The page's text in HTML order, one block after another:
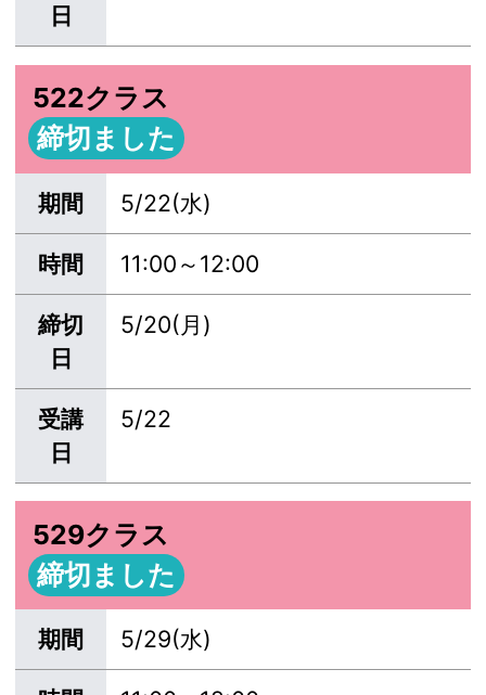
日
522クラス
締切ました
期間 5/22(水)
時間 11:00～12:00
締切
日
5/20(月)
受講
日
5/22
529クラス
締切ました
期間 5/29(水)